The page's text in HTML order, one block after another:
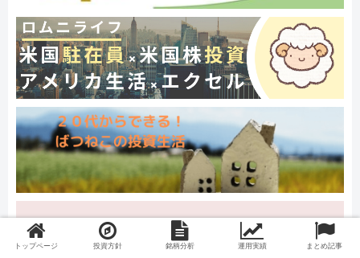
トップページ 投資方針 銘柄分析 運用実績 まとめ記事